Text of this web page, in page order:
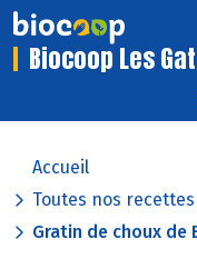
Biocoop Les
Accueil
Toutes nos recettes
Gratin de choux de